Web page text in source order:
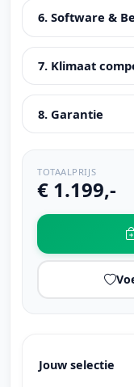
6. Software &
7. Klimaat
8. Garantie
TOTAALPRIJS
€ 1.199,-
Jouw selectie